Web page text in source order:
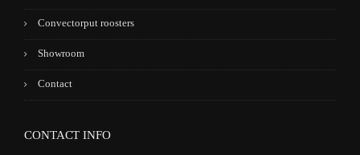
Convectorput roosters
Showroom
Contact
CONTACT INFO